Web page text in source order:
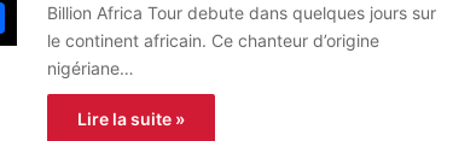
Billion Africa Tour debute dans quelques jours sur
le continent africain. Ce chanteur d’origine
nigériane…
Lire la suite »